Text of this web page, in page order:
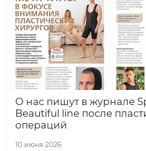
О нас пишут в журнале
Beautiful line после
операций
10 июня 2026